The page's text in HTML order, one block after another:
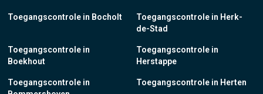
Toegangscontrole in Bocholt
Toegangscontrole in
Boekhout
Toegangscontrole in
Toegangscontrole in Herk-
de-Stad
Toegangscontrole in
Herstappe
Toegangscontrole in Herten